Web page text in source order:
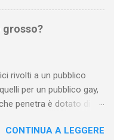
L’elenco può essere
Attenzione : se
a leggere parole assai
grosso?
rivolti a un pubblico
per un pubblico gay,
penetra è dotato di un
e l’attrice o l’attore
CONTINUA A LEGGERE